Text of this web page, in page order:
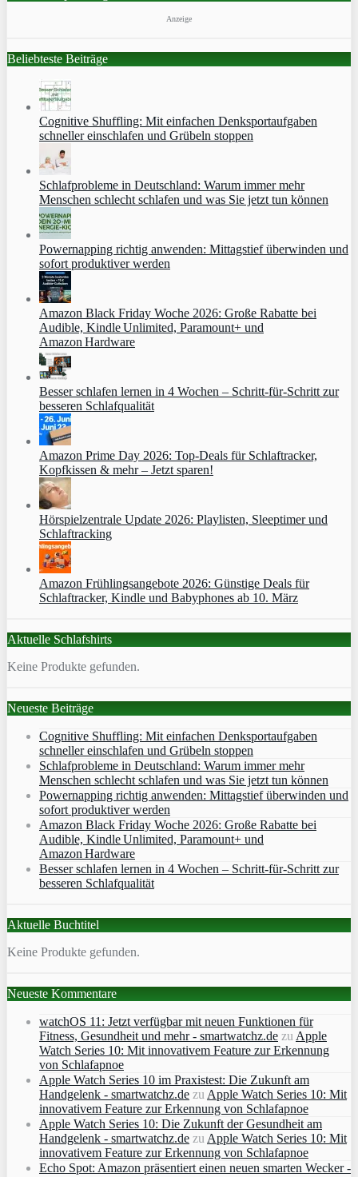
Anzeige
Beliebteste Beiträge
Cognitive Shuffling: Mit einfachen Denksportaufgaben
schneller einschlafen und Grübeln stoppen
Schlafprobleme in Deutschland: Warum immer mehr
Menschen schlecht schlafen und was Sie jetzt tun können
Powernapping richtig anwenden: Mittagstief überwinden und
sofort produktiver werden
Amazon Black Friday Woche 2026: Große Rabatte bei
Audible, Kindle Unlimited, Paramount+ und
Amazon Hardware
Besser schlafen lernen in 4 Wochen – Schritt‑für‑Schritt zur
besseren Schlafqualität
Amazon Prime Day 2026: Top-Deals für Schlaftracker,
Kopfkissen & mehr – Jetzt sparen!
Hörspielzentrale Update 2026: Playlisten, Sleeptimer und
Schlaftracking
Amazon Frühlingsangebote 2026: Günstige Deals für
Schlaftracker, Kindle und Babyphones ab 10. März
Aktuelle Schlafshirts
Keine Produkte gefunden.
Neueste Beiträge
Cognitive Shuffling: Mit einfachen Denksportaufgaben
schneller einschlafen und Grübeln stoppen
Schlafprobleme in Deutschland: Warum immer mehr
Menschen schlecht schlafen und was Sie jetzt tun können
Powernapping richtig anwenden: Mittagstief überwinden und
sofort produktiver werden
Amazon Black Friday Woche 2026: Große Rabatte bei
Audible, Kindle Unlimited, Paramount+ und
Amazon Hardware
Besser schlafen lernen in 4 Wochen – Schritt‑für‑Schritt zur
besseren Schlafqualität
Aktuelle Buchtitel
Keine Produkte gefunden.
Neueste Kommentare
watchOS 11: Jetzt verfügbar mit neuen Funktionen für
Fitness, Gesundheit und mehr - smartwatchz.de zuApple
Watch Series 10: Mit innovativem Feature zur Erkennung
von Schlafapnoe
Apple Watch Series 10 im Praxistest: Die Zukunft am
Handgelenk - smartwatchz.de zuApple Watch Series 10: Mit
innovativem Feature zur Erkennung von Schlafapnoe
Apple Watch Series 10: Die Zukunft der Gesundheit am
Handgelenk - smartwatchz.de zuApple Watch Series 10: Mit
innovativem Feature zur Erkennung von Schlafapnoe
Echo Spot: Amazon präsentiert einen neuen smarten Wecker -